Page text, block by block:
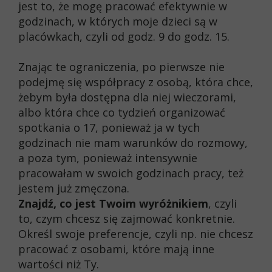
jest to, że mogę pracować efektywnie w
godzinach, w których moje dzieci są w
placówkach, czyli od godz. 9 do godz. 15.
Znając te ograniczenia, po pierwsze nie
podejmę się współpracy z osobą, która chce,
żebym była dostępna dla niej wieczorami,
albo która chce co tydzień organizować
spotkania o 17, ponieważ ja w tych
godzinach nie mam warunków do rozmowy,
a poza tym, ponieważ intensywnie
pracowałam w swoich godzinach pracy, też
jestem już zmęczona.
Znajdź, co jest Twoim wyróżnikiem, czyli
to, czym chcesz się zajmować konkretnie.
Określ swoje preferencje, czyli np. nie chcesz
pracować z osobami, które mają inne
wartości niż Ty.